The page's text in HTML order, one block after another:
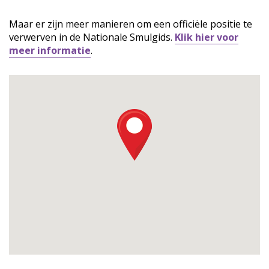
Maar er zijn meer manieren om een officiële positie te
verwerven in de Nationale Smulgids. Klik hier voor
meer informatie.